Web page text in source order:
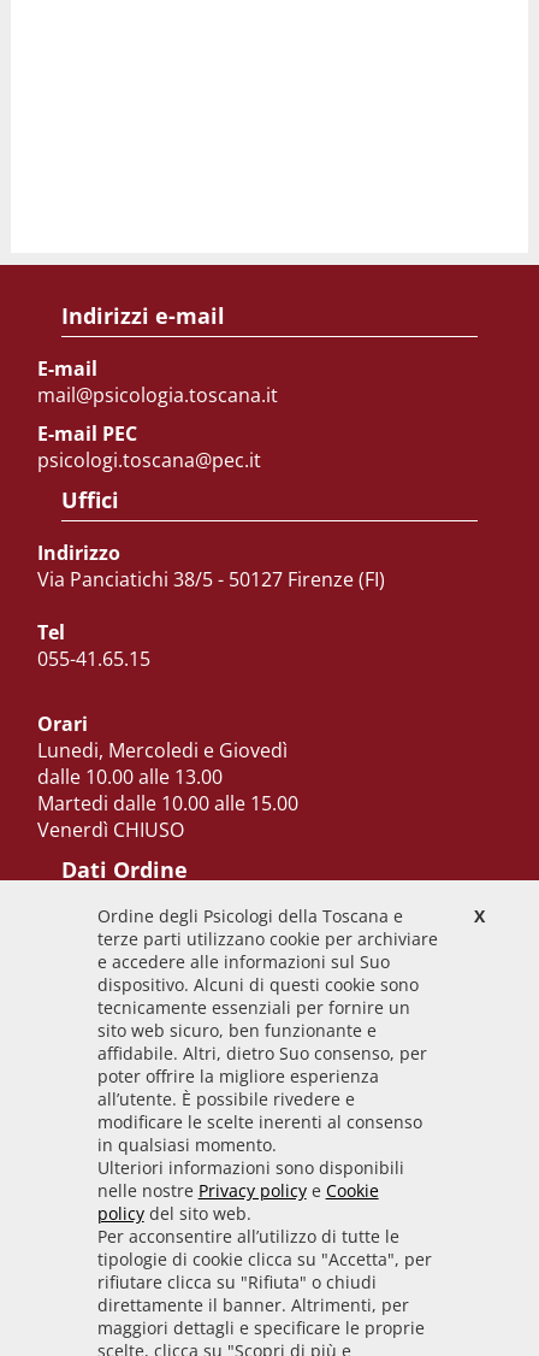
Indirizzi e-mail
E-mail
mail@psicologia.toscana.it
E-mail PEC
psicologi.toscana@pec.it
Uffici
Indirizzo
Via Panciatichi 38/5 - 50127 Firenze (FI)
Tel
055-41.65.15
Orari
Lunedi, Mercoledi e Giovedì
dalle 10.00 alle 13.00
Martedi dalle 10.00 alle 15.00
Venerdì CHIUSO
Dati Ordine
Codice Fiscale
92009700458
Codice IPA
odpt_to
Linee guida
Sito realizzato seguendo le linee guida di sviluppo
per i servizi web delle PA pubblicate da AGID in
collaborazione con il TEAM PER LA
TRASFORMAZIONE DIGITALE.
• Informativa cookie • Informativa privacy
X
Ordine degli Psicologi della Toscana e
terze parti utilizzano cookie per archiviare
e accedere alle informazioni sul Suo
dispositivo. Alcuni di questi cookie sono
tecnicamente essenziali per fornire un
sito web sicuro, ben funzionante e
affidabile. Altri, dietro Suo consenso, per
poter offrire la migliore esperienza
all’utente. È possibile rivedere e
modificare le scelte inerenti al consenso
in qualsiasi momento.
Ulteriori informazioni sono disponibili
nelle nostre Privacy policye Cookie
policydel sito web.
Per acconsentire all’utilizzo di tutte le
tipologie di cookie clicca su "Accetta", per
rifiutare clicca su "Rifiuta" o chiudi
direttamente il banner. Altrimenti, per
maggiori dettagli e specificare le proprie
scelte, clicca su "Scopri di più e